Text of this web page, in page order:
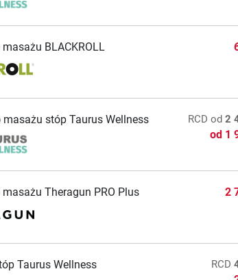
BLACKROLL
masażu stóp Taurus Wellness RCD od2
od 1
Theragun PRO Plus 2
Taurus Wellness RCD